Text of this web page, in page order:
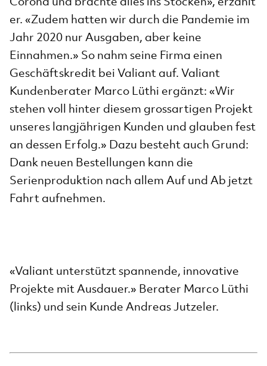
er. «Zudem hatten wir durch die Pandemie im
Jahr 2020 nur Ausgaben, aber keine
Einnahmen.» So nahm seine Firma einen
Geschäftskredit bei Valiant auf. Valiant
Kundenberater Marco Lüthi ergänzt: «Wir
stehen voll hinter diesem grossartigen Projekt
unseres langjährigen Kunden und glauben fest
an dessen Erfolg.» Dazu besteht auch Grund:
Dank neuen Bestellungen kann die
Serienproduktion nach allem Auf und Ab jetzt
Fahrt aufnehmen.
«Valiant unterstützt spannende, innovative
Projekte mit Ausdauer.» Berater Marco Lüthi
(links) und sein Kunde Andreas Jutzeler.